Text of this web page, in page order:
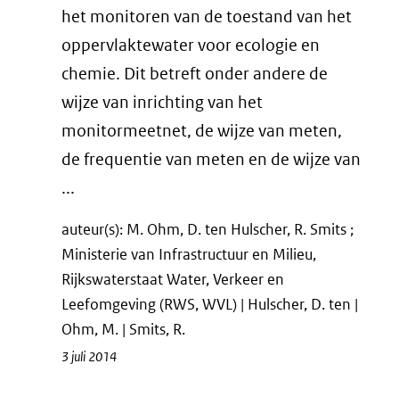
het monitoren van de toestand van het
oppervlaktewater voor ecologie en
chemie. Dit betreft onder andere de
wijze van inrichting van het
monitormeetnet, de wijze van meten,
de frequentie van meten en de wijze van
...
auteur(s): M. Ohm, D. ten Hulscher, R. Smits ;
Ministerie van Infrastructuur en Milieu,
Rijkswaterstaat Water, Verkeer en
Leefomgeving (RWS, WVL) | Hulscher, D. ten |
Ohm, M. | Smits, R.
3 juli 2014